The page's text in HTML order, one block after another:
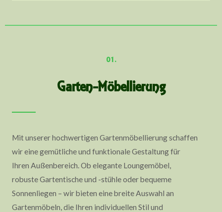
01.
Garten-Möbellierung
Mit unserer hochwertigen Gartenmöbellierung schaffen
wir eine gemütliche und funktionale Gestaltung für
Ihren Außenbereich. Ob elegante Loungemöbel,
robuste Gartentische und -stühle oder bequeme
Sonnenliegen – wir bieten eine breite Auswahl an
Gartenmöbeln, die Ihren individuellen Stil und